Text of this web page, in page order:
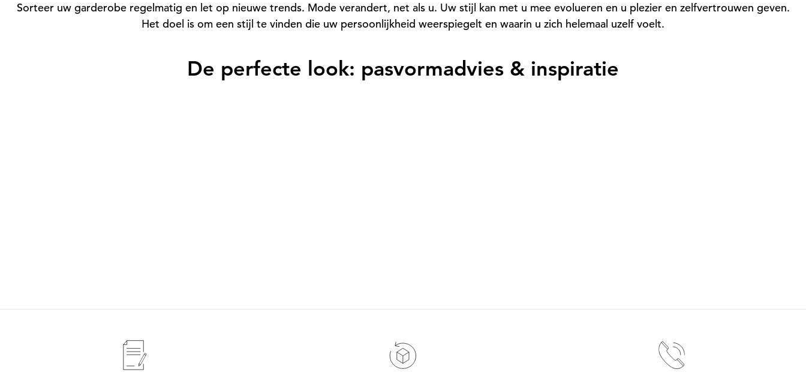
Sorteer uw garderobe regelmatig en let op nieuwe trends. Mode verandert, net als u. Uw stijl kan met u mee evolueren en u plezier en zelfvertrouwen geven.
Het doel is om een stijl te vinden die uw persoonlijkheid weerspiegelt en waarin u zich helemaal uzelf voelt.
De perfecte look: pasvormadvies & inspiratie